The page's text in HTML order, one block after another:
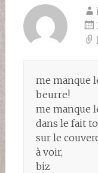
me manque
beurre!
me manque
dans le fait
sur le
à voir,
biz